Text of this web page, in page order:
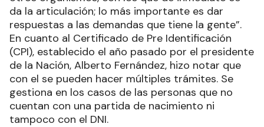
da la articulación; lo más importante es dar
respuestas a las demandas que tiene la gente”.
En cuanto al Certificado de Pre Identificación
(CPI), establecido el año pasado por el presidente
de la Nación, Alberto Fernández, hizo notar que
con el se pueden hacer múltiples trámites. Se
gestiona en los casos de las personas que no
cuentan con una partida de nacimiento ni
tampoco con el DNI.